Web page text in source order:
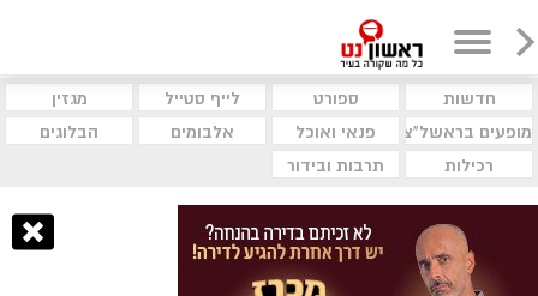
חדשות ספורט לייף סטייל
מגזין
מופעים בראשל"צ
פנאי ואוכל אלבומים
הבלוגים
רכילות
תרבות ובידור